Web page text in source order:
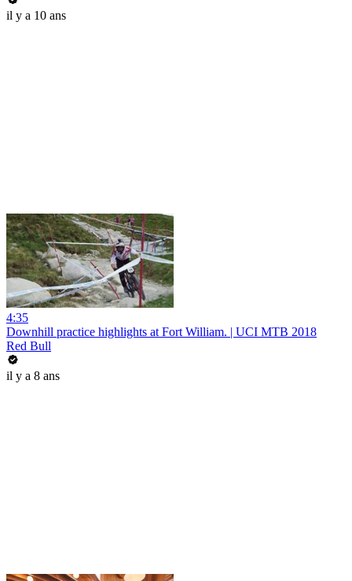
il y a 10 ans
4:35
Downhill practice highlights at Fort William. | UCI MTB 2018
Red Bull
il y a 8 ans